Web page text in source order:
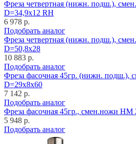
Фреза четвертная (нижн. подш.),
D=34,9x12 RH
6 978 р.
Подобрать аналог
Фреза четвертная (нижн. подш.),
D=50,8x28
10 883 р.
Подобрать аналог
Фреза фасочная 45гр. (нижн. подш.),
D=29x8x60
7 142 р.
Подобрать аналог
Фреза фасочная 45гр., смен.ножи HM
5 948 р.
Подобрать аналог